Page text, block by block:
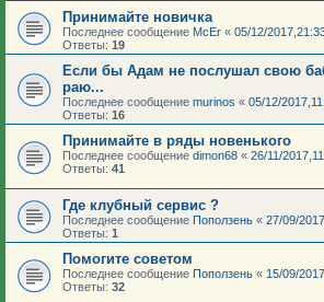
Принимайте новичка
Последнее сообщение McEr « 05/12/
Ответы: 19
Если бы Адам не послушал свою
раю...
Последнее сообщение murinos « 05/12/
Ответы: 16
Принимайте в ряды новенького
Последнее сообщение dimon68 « 26/11/
Ответы: 41
Где клубный сервис ?
Последнее сообщение Поползень « 27/09/
Ответы: 1
Помогите советом
Последнее сообщение Поползень « 15/09/
Ответы: 32